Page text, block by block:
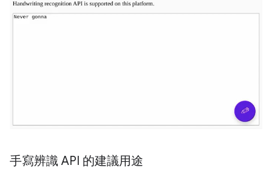
手寫辨識 API 的建議用途